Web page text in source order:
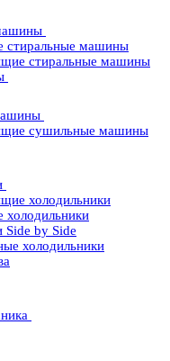
стиральные машины
стиральные машины
сушильные машины
холодильники
холодильники
Side by Side
холодильники